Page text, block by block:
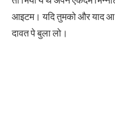
आइटम। यदि तुमको और याद आ
दावत पे बुला लो।